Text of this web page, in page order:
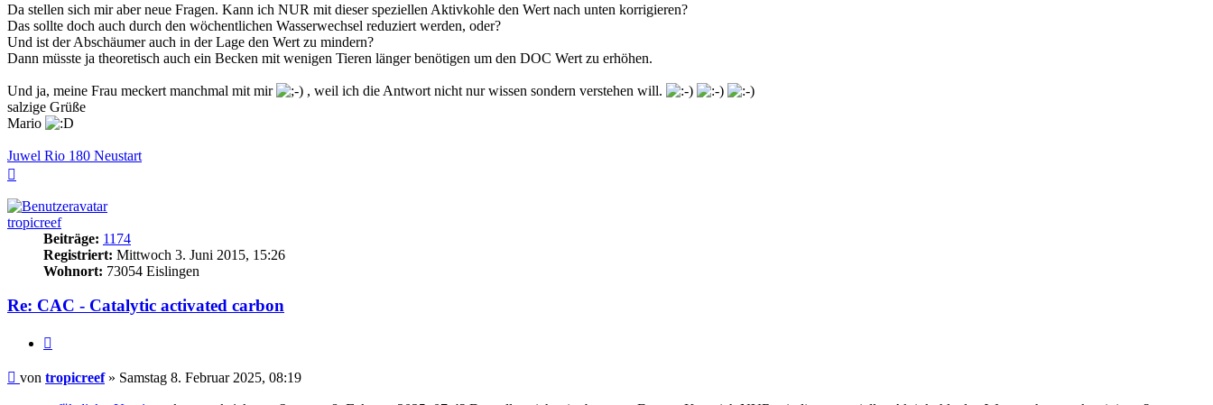
Da stellen sich mir aber neue Fragen. Kann ich NUR mit dieser speziellen Aktivkohle den Wert nach unten korrigieren?
Das sollte doch auch durch den wöchentlichen Wasserwechsel reduziert werden, oder?
Und ist der Abschäumer auch in der Lage den Wert zu mindern?
Dann müsste ja theoretisch auch ein Becken mit wenigen Tieren länger benötigen um den DOC Wert zu erhöhen.
Und ja, meine Frau meckert manchmal mit mir
, weil ich die Antwort nicht nur wissen sondern verstehen will.
salzige Grüße
Mario
Juwel Rio 180 Neustart
tropicreef
Beiträge: 1174
Registriert: Mittwoch 3. Juni 2015, 15:26
Wohnort: 73054 Eislingen
Re: CAC - Catalytic activated carbon
Beitrag
von tropicreef» Samstag 8. Februar 2025, 08:19